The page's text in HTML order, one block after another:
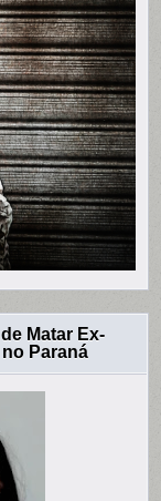
Matar Ex-
Paraná